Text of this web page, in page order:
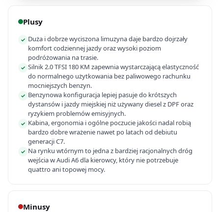
Plusy
✓ Duża i dobrze wyciszona limuzyna daje bardzo dojrzały
komfort codziennej jazdy oraz wysoki poziom
podróżowania na trasie.
✓ Silnik 2.0 TFSI 180 KM zapewnia wystarczającą elastyczność
do normalnego użytkowania bez paliwowego rachunku
mocniejszych benzyn.
✓ Benzynowa konfiguracja lepiej pasuje do krótszych
dystansów i jazdy miejskiej niż używany diesel z DPF oraz
ryzykiem problemów emisyjnych.
✓ Kabina, ergonomia i ogólne poczucie jakości nadal robią
bardzo dobre wrażenie nawet po latach od debiutu
generacji C7.
✓ Na rynku wtórnym to jedna z bardziej racjonalnych dróg
wejścia w Audi A6 dla kierowcy, który nie potrzebuje
quattro ani topowej mocy.
Minusy